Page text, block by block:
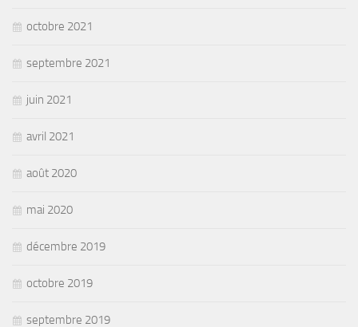
octobre 2021
septembre 2021
juin 2021
avril 2021
août 2020
mai 2020
décembre 2019
octobre 2019
septembre 2019